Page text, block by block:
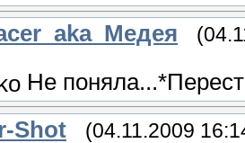
Не
Shot (04.11.2009